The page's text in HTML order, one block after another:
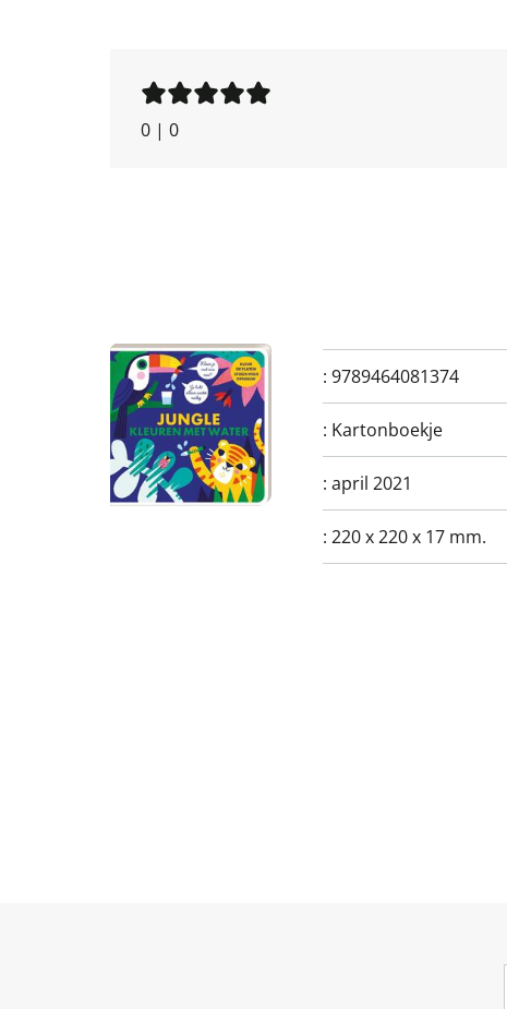
0 | 0
: 9789464081374
: Kartonboekje
: april 2021
: 220 x 220 x 17 mm.